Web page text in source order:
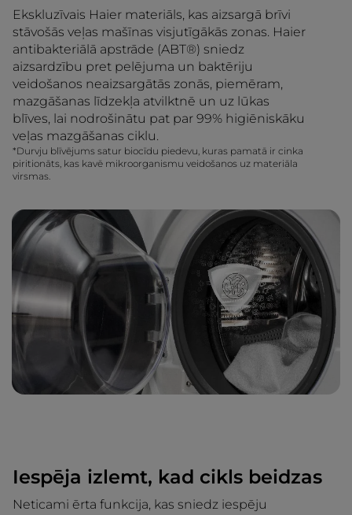
Ekskluzīvais Haier materiāls, kas aizsargā brīvi
stāvošās veļas mašīnas visjutīgākās zonas. Haier
antibakteriālā apstrāde (ABT®) sniedz
aizsardzību pret pelējuma un baktēriju
veidošanos neaizsargātās zonās, piemēram,
mazgāšanas līdzekļa atvilktnē un uz lūkas
blīves, lai nodrošinātu pat par 99% higiēniskāku
veļas mazgāšanas ciklu.
*Durvju blīvējums satur biocīdu piedevu, kuras pamatā ir cinka
piritionāts, kas kavē mikroorganismu veidošanos uz materiāla
virsmas.
Iespēja izlemt, kad cikls beidzas
Neticami ērta funkcija, kas sniedz iespēju